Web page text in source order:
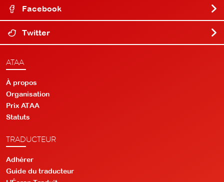
Facebook
Twitter
ATAA
À propos
Organisation
Prix ATAA
Statuts
TRADUCTEUR
Adhérer
Guide du traducteur